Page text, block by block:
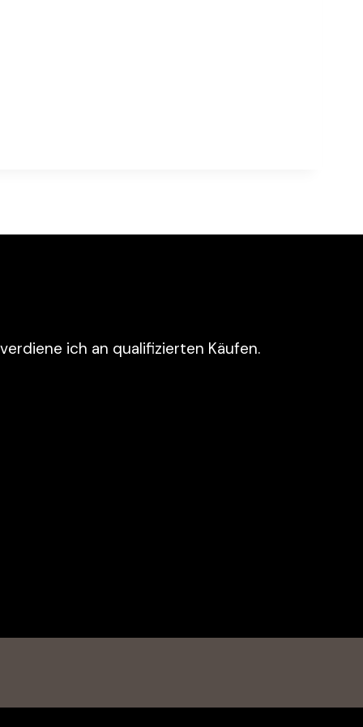
verdiene ich an qualifizierten Käufen.